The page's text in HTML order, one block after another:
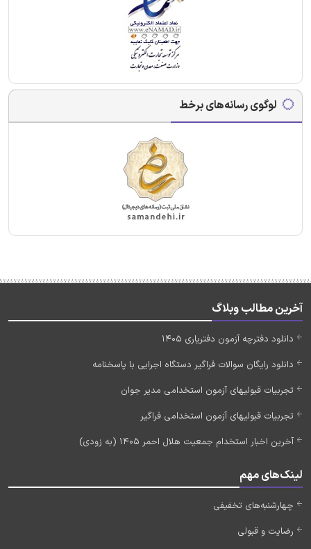
لوگوی رسانه‌های برخط
آخرین مطالب وبلاگ
دانلود دفترچه آزمون دفتریاری 1405
دانلود رایگان سوالات فراگیر دستگاه اجرایی با پاسخنامه
تجربیات قبولیهای آزمون استخدامی مدیر جوان
تجربیات قبولیهای آزمون استخدامی فراگیر
آخرین اخبار استخدام جمعیت هلال احمر 1405 (به زودی)
لینک‌های مهم
چهارشنبه‌های تخفیفی
رضایت و قبولی